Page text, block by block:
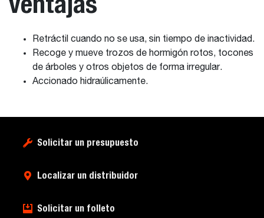
Retráctil cuando no se usa, sin tiempo de inactividad.
Recoge y mueve trozos de hormigón rotos, tocones
de árboles y otros objetos de forma irregular.
Accionado hidraúlicamente.
Solicitar un presupuesto
Localizar un distribuidor
Solicitar un folleto